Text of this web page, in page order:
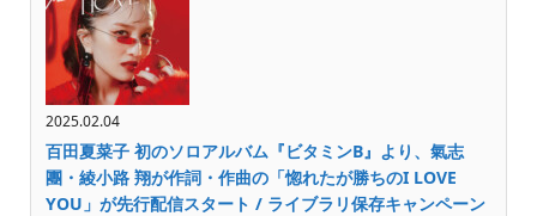
2025.02.04
百田夏菜子 初のソロアルバム『ビタミンB』より、氣志
團・綾小路 翔が作詞・作曲の「惚れたが勝ちのI LOVE
YOU」が先行配信スタート / ライブラリ保存キャンペーン